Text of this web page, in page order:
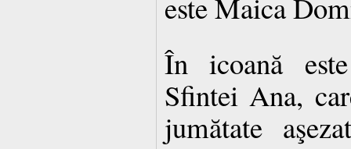
În icoană
Sfintei Ana,
jumătate